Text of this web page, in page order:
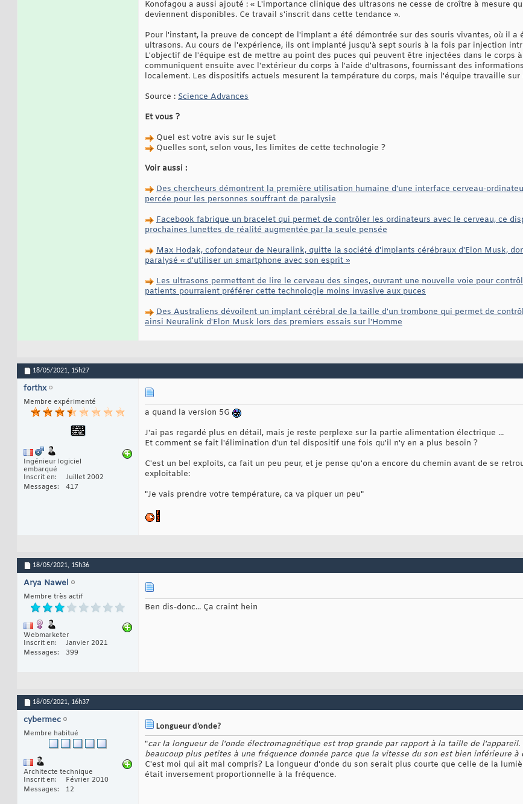
Konofagou a aussi ajouté : « L'importance clinique des ultrasons ne cesse de croître à mesure
deviennent disponibles. Ce travail s'inscrit dans cette tendance ».
Pour l'instant, la preuve de concept de l'implant a été démontrée sur des souris vivantes, où il
ultrasons. Au cours de l'expérience, ils ont implanté jusqu'à sept souris à la fois par injection
L'objectif de l'équipe est de mettre au point des puces qui peuvent être injectées dans le corps
communiquent ensuite avec l'extérieur du corps à l'aide d'ultrasons, fournissant des
localement. Les dispositifs actuels mesurent la température du corps, mais l'équipe travaille
Source : Science Advances
Et vous ?
Quel est votre avis sur le sujet
Quelles sont, selon vous, les limites de cette technologie ?
Voir aussi :
Des chercheurs démontrent la première utilisation humaine d'une interface cerveau-
percée pour les personnes souffrant de paralysie
Facebook fabrique un bracelet qui permet de contrôler les ordinateurs avec le cerveau, ce
prochaines lunettes de réalité augmentée par la seule pensée
Max Hodak, cofondateur de Neuralink, quitte la société d'implants cérébraux d'Elon Musk,
paralysé « d'utiliser un smartphone avec son esprit »
Les ultrasons permettent de lire le cerveau des singes, ouvrant une nouvelle voie pour
patients pourraient préférer cette technologie moins invasive aux puces
Des Australiens dévoilent un implant cérébral de la taille d'un trombone qui permet de
ainsi Neuralink d'Elon Musk lors des premiers essais sur l'Homme
18/05/2021, 15h27
forthx
Membre expérimenté
Ingénieur logiciel
embarqué
Inscrit en
Juillet 2002
Messages
417
a quand la version 5G
J'ai pas regardé plus en détail, mais je reste perplexe sur la partie alimentation électrique ...
Et comment se fait l'élimination d'un tel dispositif une fois qu'il n'y en a plus besoin ?
C'est un bel exploits, ca fait un peu peur, et je pense qu'on a encore du chemin avant de se
exploitable:
"Je vais prendre votre température, ca va piquer un peu"
18/05/2021, 15h36
Arya Nawel
Membre très actif
Webmarketer
Inscrit en
Janvier 2021
Messages
399
Ben dis-donc... Ça craint hein
18/05/2021, 16h37
cybermec
Membre habitué
Architecte technique
Inscrit en
Février 2010
Messages
12
Longueur d'onde?
"car la longueur de l'onde électromagnétique est trop grande par rapport à la taille de
beaucoup plus petites à une fréquence donnée parce que la vitesse du son est bien inférieure à
C'est moi qui ait mal compris? La longueur d'onde du son serait plus courte que celle de la
était inversement proportionnelle à la fréquence.